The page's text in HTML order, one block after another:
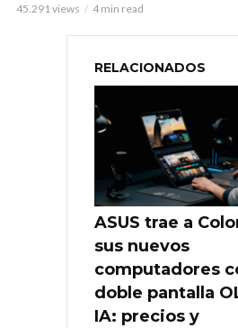
45.291 views 4 min read
RELACIONADOS
ASUS trae a
sus nuevos
computadores
doble pantalla
IA: precios y